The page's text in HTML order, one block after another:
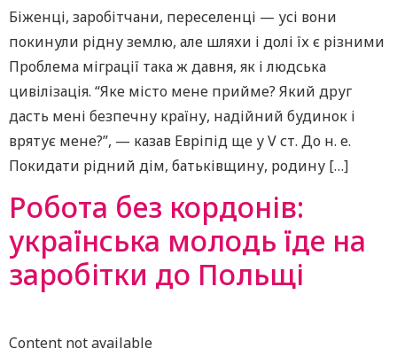
Біженці, заробітчани, переселенці — усі вони
покинули рідну землю, але шляхи і долі їх є різними
Проблема міграції така ж давня, як і людська
цивілізація. “Яке місто мене прийме? Який друг
дасть мені безпечну країну, надійний будинок і
врятує мене?”, — казав Евріпід ще у V ст. До н. е.
Покидати рідний дім, батьківщину, родину […]
Робота без кордонів:
українська молодь їде на
заробітки до Польщі
Content not available